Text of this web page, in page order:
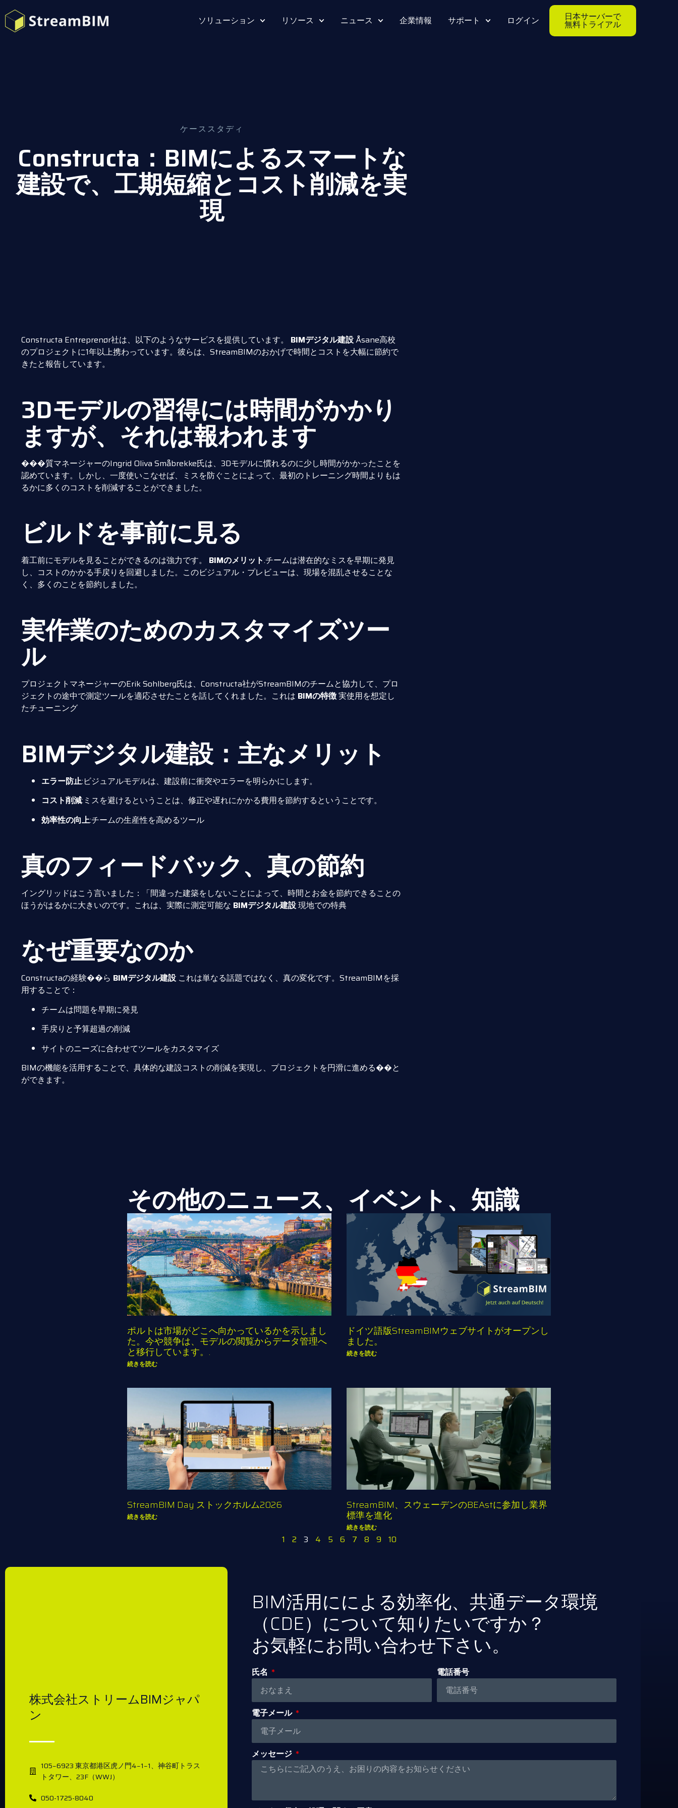
ソリューション リソース ニュース 企業情報 サポート ログイン 日本サーバーで
無料トライアル
ケーススタディ
Constructa：BIMによるスマートな
建設で、工期短縮とコスト削減を実
現
Constructa Entreprenør社は、以下のようなサービスを提供しています。 BIMデジタル建設Åsane高校
のプロジェクトに1年以上携わっています。彼らは、StreamBIMのおかげで時間とコストを大幅に節約で
きたと報告しています。
3Dモデルの習得には時間がかかり
ますが、それは報われます
���質マネージャーのIngrid Oliva Småbrekke氏は、3Dモデルに慣れるのに少し時間がかかったことを
認めています。しかし、一度使いこなせば、ミスを防ぐことによって、最初のトレーニング時間よりもは
るかに多くのコストを削減することができました。
ビルドを事前に見る
着工前にモデルを見ることができるのは強力です。 BIMのメリット.チームは潜在的なミスを早期に発見
し、コストのかかる手戻りを回避しました。このビジュアル・プレビューは、現場を混乱させることな
く、多くのことを節約しました。
実作業のためのカスタマイズツー
ル
プロジェクトマネージャーのErik Sohlberg氏は、Constructa社がStreamBIMのチームと協力して、プロ
ジェクトの途中で測定ツールを適応させたことを話してくれました。これは BIMの特徴実使用を想定し
たチューニング
BIMデジタル建設：主なメリット
エラー防止:ビジュアルモデルは、建設前に衝突やエラーを明らかにします。
コスト削減:ミスを避けるということは、修正や遅れにかかる費用を節約するということです。
効率性の向上:チームの生産性を高めるツール
真のフィードバック、真の節約
イングリッドはこう言いました：「間違った建築をしないことによって、時間とお金を節約できることの
ほうがはるかに大きいのです。これは、実際に測定可能な BIMデジタル建設現地での特典
なぜ重要なのか
Constructaの経験��ら BIMデジタル建設これは単なる話題ではなく、真の変化です。StreamBIMを採
用することで：
チームは問題を早期に発見
手戻りと予算超過の削減
サイトのニーズに合わせてツールをカスタマイズ
BIMの機能を活用することで、具体的な建設コストの削減を実現し、プロジェクトを円滑に進める��と
ができます。
その他のニュース、イベント、知識
ポルトは市場がどこへ向かっているかを示しまし
た。今や競争は、モデルの閲覧からデータ管理へ
と移行しています。.
続きを読む
ドイツ語版StreamBIMウェブサイトがオープンし
ました。
続きを読む
StreamBIM Day ストックホルム2026
続きを読む
StreamBIM、スウェーデンのBEAstに参加し業界
標準を進化
続きを読む
1 2 3 4 5 6 7 8 9 10
株式会社ストリームBIMジャパ
ン
105−6923 東京都港区虎ノ門4−1−1、神谷町トラス
トタワー、23F（WWJ）
050-1725-8040
BIM活用にによる効率化、共通データ環境
（CDE）について知りたいですか？
お気軽にお問い合わせ下さい。
氏名 電話番号
電子メール
メッセージ